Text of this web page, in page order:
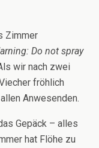
Zimmer
Do not spray
wir nach zwei
fröhlich
Anwesenden.
Gepäck – alles
hat Flöhe zu